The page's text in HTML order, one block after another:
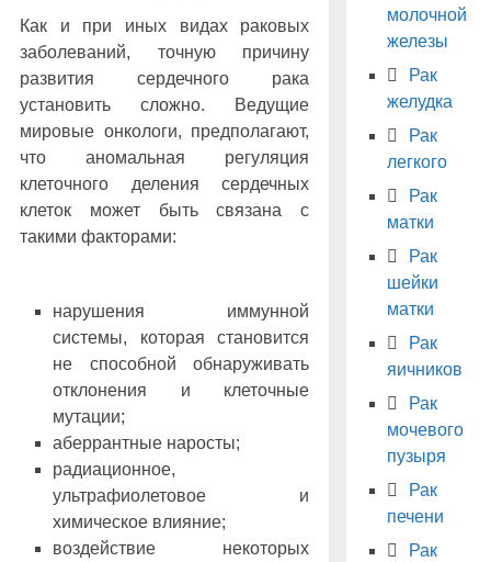
Как и при иных видах раковых
заболеваний, точную причину
развития сердечного рака
установить сложно. Ведущие
мировые онкологи, предполагают,
что аномальная регуляция
клеточного деления сердечных
клеток может быть связана с
такими факторами:
нарушения иммунной
системы, которая становится
не способной обнаруживать
отклонения и клеточные
мутации;
аберрантные наросты;
радиационное,
ультрафиолетовое и
химическое влияние;
воздействие некоторых
молочной
железы
Рак
желудка
Рак
легкого
Рак
матки
Рак
шейки
матки
Рак
яичников
Рак
мочевого
пузыря
Рак
печени
Рак